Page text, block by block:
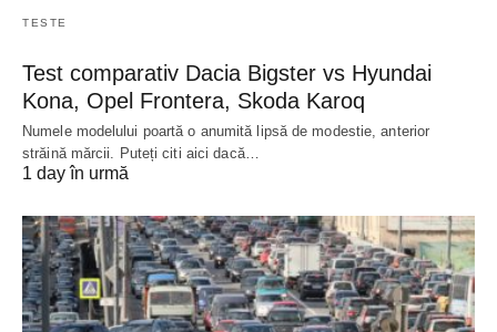
TESTE
Test comparativ Dacia Bigster vs Hyundai
Kona, Opel Frontera, Skoda Karoq
Numele modelului poartă o anumită lipsă de modestie, anterior
străină mărcii. Puteți citi aici dacă…
1 day în urmă